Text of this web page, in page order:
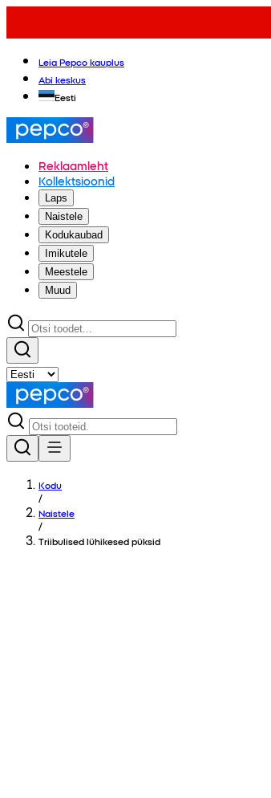
Leia Pepco kauplus
Abi keskus
Eesti
Reklaamleht
Kollektsioonid
Laps
Naistele
Kodukaubad
Imikutele
Meestele
Muud
Kodu
/
Naistele
/
Triibulised lühikesed püksid